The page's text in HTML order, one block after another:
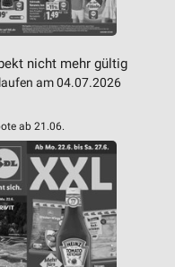
nicht mehr gültig
am 04.07.2026
ab 21.06.